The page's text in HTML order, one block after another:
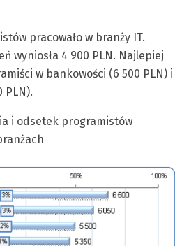
pracowało w branży IT.
wyniosła 4 900 PLN. Najlepiej
w bankowości (6 500 PLN) i
PLN).
i odsetek programistów